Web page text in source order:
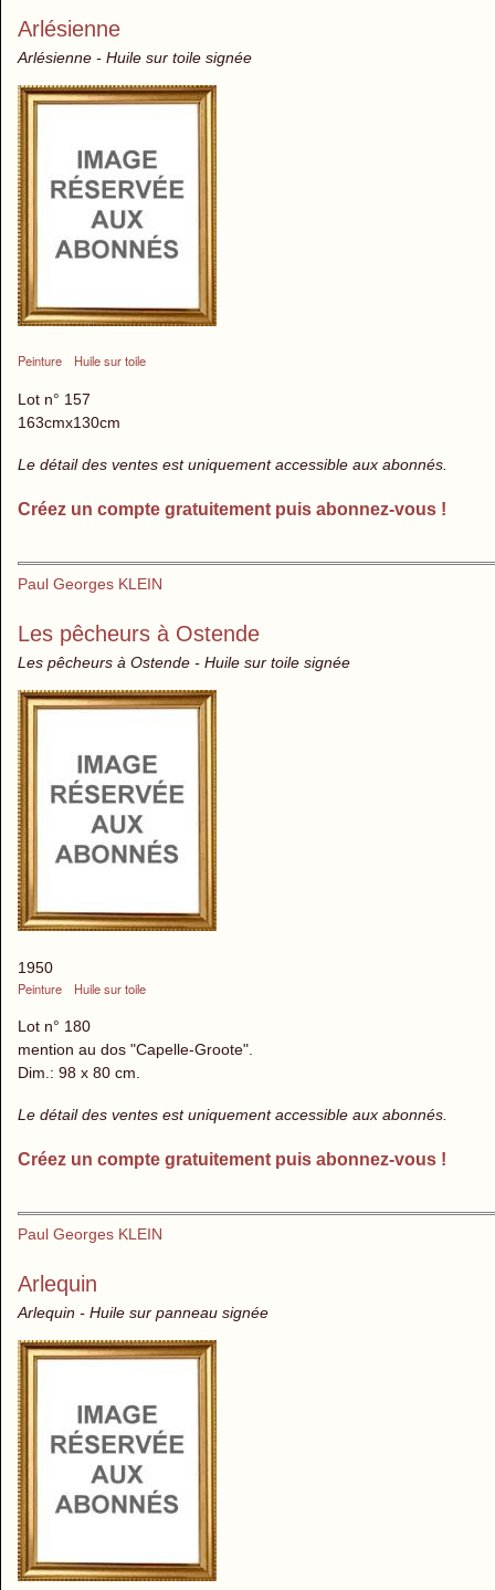
Arlésienne
Arlésienne - Huile sur toile signée
Peinture Huile sur toile
Lot n° 157
163cmx130cm
Le détail des ventes est uniquement accessible aux abonnés.
Créez un compte gratuitement puis abonnez-vous !
Paul Georges KLEIN
Les pêcheurs à Ostende
Les pêcheurs à Ostende - Huile sur toile signée
1950
Peinture
Huile sur toile
Lot n° 180
mention au dos "Capelle-Groote".
Dim.: 98 x 80 cm.
Le détail des ventes est uniquement accessible aux abonnés.
Créez un compte gratuitement puis abonnez-vous !
Paul Georges KLEIN
Arlequin
Arlequin - Huile sur panneau signée